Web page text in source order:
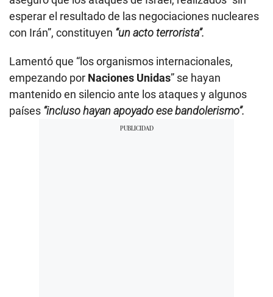
esperar el resultado de las negociaciones nucleares
con Irán”, constituyen “un acto terrorista”.
Lamentó que “los organismos internacionales,
empezando por Naciones Unidas” se hayan
mantenido en silencio ante los ataques y algunos
países “incluso hayan apoyado ese bandolerismo”.